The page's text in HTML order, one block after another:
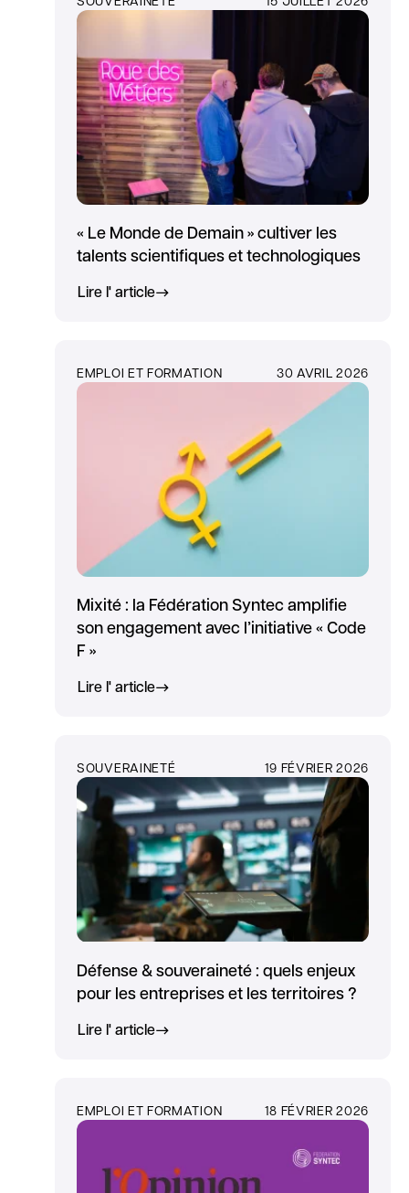
« Le Monde de Demain » cultiver les
talents scientifiques et technologiques
Lire l' article
EMPLOI ET FORMATION 30 AVRIL 2026
Mixité : la Fédération Syntec amplifie
son engagement avec l’initiative « Code
F »
Lire l' article
SOUVERAINETÉ 19 FÉVRIER 2026
Défense & souveraineté : quels enjeux
pour les entreprises et les territoires ?
Lire l' article
EMPLOI ET FORMATION 18 FÉVRIER 2026